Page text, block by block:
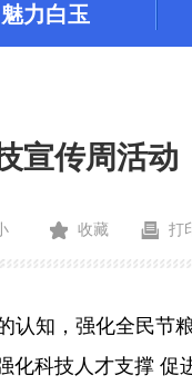
魅力白玉
宣传周活动
收藏 打
知，强化全民节
化科技人才支撑 促